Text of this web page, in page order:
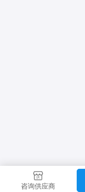
咨询供应商